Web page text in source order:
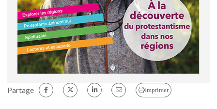
Partage Imprimer